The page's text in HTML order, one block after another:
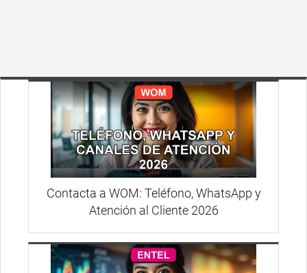
Contacta a WOM: Teléfono, WhatsApp y
Atención al Cliente 2026